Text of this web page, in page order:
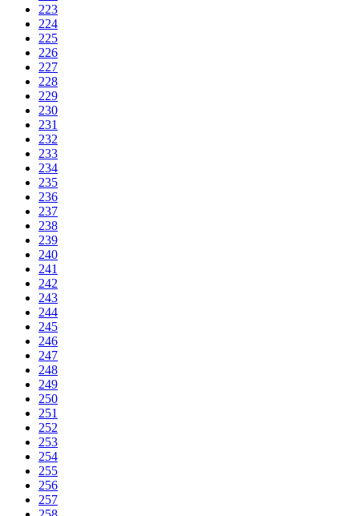
223
224
225
226
227
228
229
230
231
232
233
234
235
236
237
238
239
240
241
242
243
244
245
246
247
248
249
250
251
252
253
254
255
256
257